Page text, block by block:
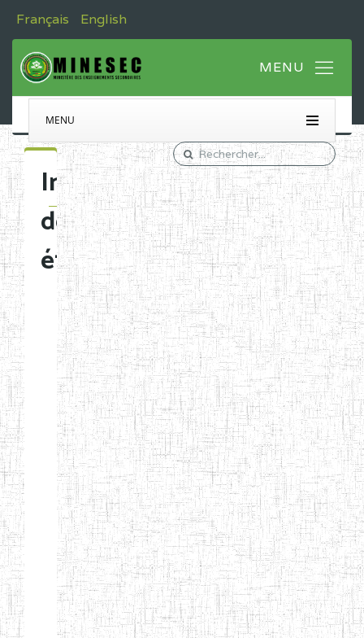
Français English
MENU
Immatriculation
des
établissements
Etablissements
d'enseignement
normal
ENI
Chercher:
Effacer les filtres